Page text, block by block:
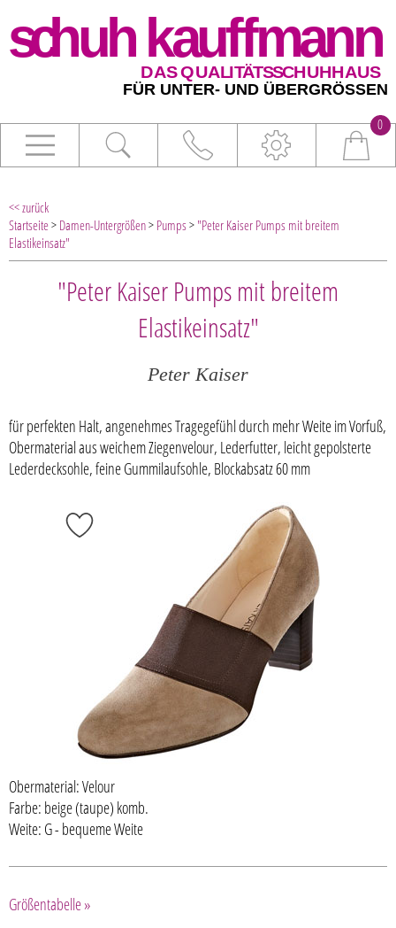
0
<< zurück
Startseite> Damen-Untergrößen> Pumps> "Peter Kaiser Pumps mit breitem
Elastikeinsatz"
"Peter Kaiser Pumps mit breitem
Elastikeinsatz"
Peter Kaiser
für perfekten Halt, angenehmes Tragegefühl durch mehr Weite im Vorfuß,
Obermaterial aus weichem Ziegenvelour, Lederfutter, leicht gepolsterte
Lederdecksohle, feine Gummilaufsohle, Blockabsatz 60 mm
Obermaterial: Velour
Farbe: beige (taupe) komb.
Weite: G - bequeme Weite
Größentabelle »